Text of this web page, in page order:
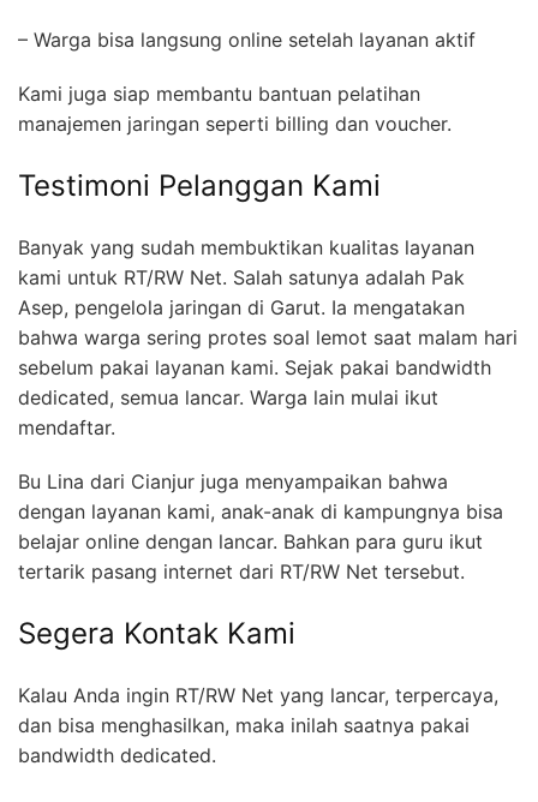
– Warga bisa langsung online setelah layanan aktif
Kami juga siap membantu bantuan pelatihan
manajemen jaringan seperti billing dan voucher.
Testimoni Pelanggan Kami
Banyak yang sudah membuktikan kualitas layanan
kami untuk RT/RW Net. Salah satunya adalah Pak
Asep, pengelola jaringan di Garut. Ia mengatakan
bahwa warga sering protes soal lemot saat malam hari
sebelum pakai layanan kami. Sejak pakai bandwidth
dedicated, semua lancar. Warga lain mulai ikut
mendaftar.
Bu Lina dari Cianjur juga menyampaikan bahwa
dengan layanan kami, anak-anak di kampungnya bisa
belajar online dengan lancar. Bahkan para guru ikut
tertarik pasang internet dari RT/RW Net tersebut.
Segera Kontak Kami
Kalau Anda ingin RT/RW Net yang lancar, terpercaya,
dan bisa menghasilkan, maka inilah saatnya pakai
bandwidth dedicated.